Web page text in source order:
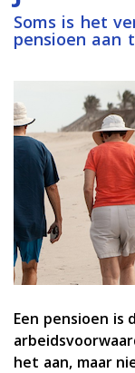
Soms is het
pensioen aan
Een pensioen is
het aan, maar